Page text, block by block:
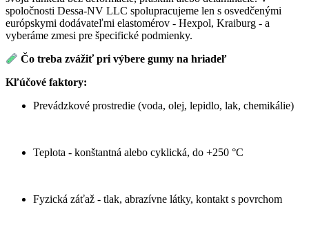
spoločnosti Dessa-NV LLC spolupracujeme len s osvedčenými
európskymi dodávateľmi elastomérov - Hexpol, Kraiburg - a
vyberáme zmesi pre špecifické podmienky.
Čo treba zvážiť pri výbere gumy na hriadeľ
Kľúčové faktory:
Prevádzkové prostredie (voda, olej, lepidlo, lak, chemikálie)
Teplota - konštantná alebo cyklická, do +250 °C
Fyzická záťaž - tlak, abrazívne látky, kontakt s povrchom